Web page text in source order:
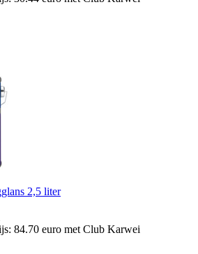
2,5 liter
84.70 euro met Club Karwei